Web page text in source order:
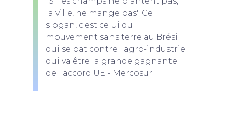
la ville, ne mange pas" Ce
slogan, c'est celui du
mouvement sans terre au Brésil
qui se bat contre l'agro-industrie
qui va être la grande gagnante
de l'accord UE - Mercosur.